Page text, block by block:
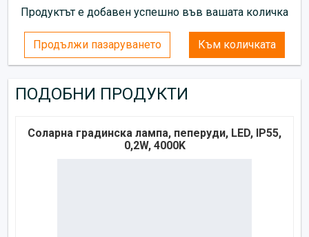
Продуктът е добавен успешно във вашата количка
Продължи пазаруването Към количката
ПОДОБНИ ПРОДУКТИ
Соларна градинска лампа, пеперуди, LED, IP55,
0,2W, 4000K